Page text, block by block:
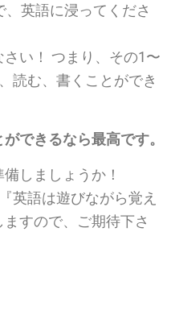
英語に浸ってくださ
い！ つまり、その1〜
読む、書くことができ
できるなら最高です。
しましょうか！
語は遊びながら覚え
すので、ご期待下さ